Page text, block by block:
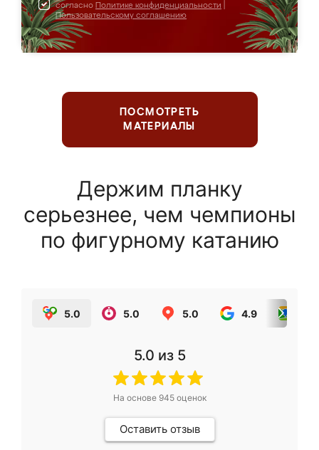
согласно Политике конфиденциальности
Пользовательскому соглашению
ПОСМОТРЕТЬ
МАТЕРИАЛЫ
Держим планку
серьезнее, чем чемпионы
по фигурному катанию
5.0 5.0 5.0 4.9
5.0 из 5
На основе 945оценок
Оставить отзыв